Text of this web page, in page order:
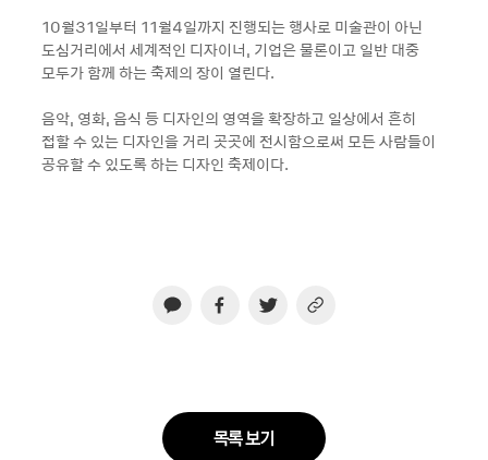
10월31일부터 11월4일까지 진행되는 행사로 미술관이 아닌
도심거리에서 세계적인 디자이너, 기업은 물론이고 일반 대중
모두가 함께 하는 축제의 장이 열린다.
음악, 영화, 음식 등 디자인의 영역을 확장하고 일상에서 흔히
접할 수 있는 디자인을 거리 곳곳에 전시함으로써 모든 사람들이
공유할 수 있도록 하는 디자인 축제이다.
목록 보기